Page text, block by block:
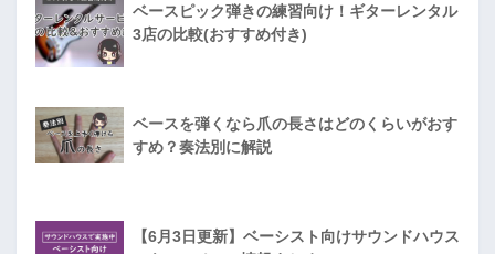
ベースピック弾きの練習向け！ギターレンタル
3店の比較(おすすめ付き)
ベースを弾くなら爪の長さはどのくらいがおす
すめ？奏法別に解説
【6月3日更新】ベーシスト向けサウンドハウス